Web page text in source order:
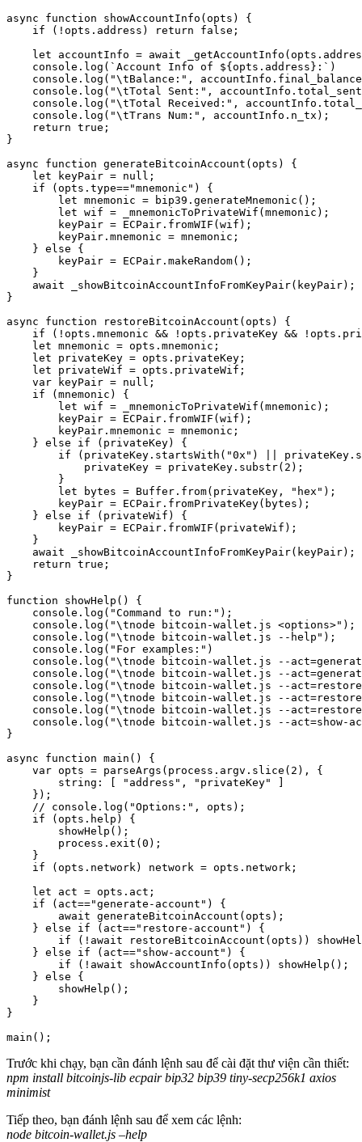
async function showAccountInfo(opts) {
    if (!opts.address) return false;
let accountInfo = await
    console.log(`Account Info of ${opts.address}:`)
console.log("\tBalance:",
console.log("\tTotal Sent:",
console.log("\tTotal Received:",
    console.log("\tTrans Num:", accountInfo.n_tx);
    return true;
}
async function generateBitcoinAccount(opts) {
    let keyPair = null;
    if (opts.type=="mnemonic") {
        let mnemonic = bip39.generateMnemonic();
        let wif = _mnemonicToPrivateWif(mnemonic);
        keyPair = ECPair.fromWIF(wif);
        keyPair.mnemonic = mnemonic;
    } else {
        keyPair = ECPair.makeRandom();
    }
    await _showBitcoinAccountInfoFromKeyPair(keyPair);
}
async function restoreBitcoinAccount(opts) {
if (!opts.mnemonic && !opts.privateKey &&
    let mnemonic = opts.mnemonic;
    let privateKey = opts.privateKey;
    let privateWif = opts.privateWif;
    var keyPair = null;
    if (mnemonic) {
        let wif = _mnemonicToPrivateWif(mnemonic);
        keyPair = ECPair.fromWIF(wif);
        keyPair.mnemonic = mnemonic;
    } else if (privateKey) {
if (privateKey.startsWith("0x") ||
            privateKey = privateKey.substr(2);
        }
        let bytes = Buffer.from(privateKey, "hex");
        keyPair = ECPair.fromPrivateKey(bytes);
    } else if (privateWif) {
        keyPair = ECPair.fromWIF(privateWif);
    }
    await _showBitcoinAccountInfoFromKeyPair(keyPair);
    return true;
}
function showHelp() {
    console.log("Command to run:");
    console.log("\tnode bitcoin-wallet.js <options>");
    console.log("\tnode bitcoin-wallet.js --help");
    console.log("For examples:")
console.log("\tnode bitcoin-wallet.js --
console.log("\tnode bitcoin-wallet.js --
console.log("\tnode bitcoin-wallet.js --
console.log("\tnode bitcoin-wallet.js --
console.log("\tnode bitcoin-wallet.js --
console.log("\tnode bitcoin-wallet.js --act=show-
}
async function main() {
    var opts = parseArgs(process.argv.slice(2), {
        string: [ "address", "privateKey" ]
    });
    // console.log("Options:", opts);
    if (opts.help) {
        showHelp();
        process.exit(0);
    }
    if (opts.network) network = opts.network;
    let act = opts.act;
    if (act=="generate-account") {
        await generateBitcoinAccount(opts);
    } else if (act=="restore-account") {
if (!await restoreBitcoinAccount(opts))
    } else if (act=="show-account") {
        if (!await showAccountInfo(opts)) showHelp();
    } else {
        showHelp();
    }
}
main();
Trước khi chạy, bạn cần đánh lệnh sau để cài đặt thư viện cần thiết:
npm install bitcoinjs-lib ecpair bip32 bip39 tiny-secp256k1 axios
minimist
Tiếp theo, bạn đánh lệnh sau để xem các lệnh:
node bitcoin-wallet.js –help